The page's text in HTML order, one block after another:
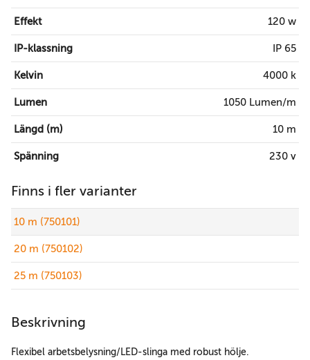
Effekt 120 w
IP-klassning IP 65
Kelvin 4000 k
Lumen 1050 Lumen/m
Längd (m) 10 m
Spänning 230 v
Finns i fler varianter
10 m (750101)
20 m (750102)
25 m (750103)
Beskrivning
Flexibel arbetsbelysning/LED-slinga med robust hölje.